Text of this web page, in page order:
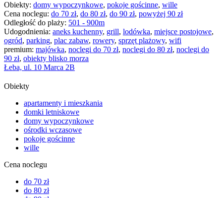
Obiekty: domy wypoczynkowe, pokoje gościnne, wille
Cena noclegu: do 70 zł, do 80 zł, do 90 zł, powyżej 90 zł
Odległość do plaży: 501 - 900m
Udogodnienia: aneks kuchenny, grill, lodówka, miejsce postojowe,
ogród, parking, plac zabaw, rowery, sprzęt plażowy, wifi
premium: majówka, noclegi do 70 zł, noclegi do 80 zł, noclegi do
90 zł, obiekty blisko morza
Łeba, ul. 10 Marca 2B
Obiekty
apartamenty i mieszkania
domki letniskowe
domy wypoczynkowe
ośrodki wczasowe
pokoje gościnne
wille
Cena noclegu
do 70 zł
do 80 zł